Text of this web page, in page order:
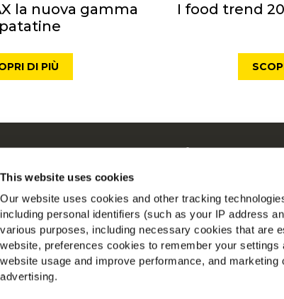
This website uses cookies
Our website uses cookies and other tracking
including personal identifiers (such as your IP address
various purposes, including necessary cookies that are
website, preferences cookies to remember your
website usage and improve performance, and
advertising.
la nuova gamma
DI PIÙ
I food trend
Tutto su McCain
Dalle Nostre Radici il Nostro
Lavora con noi
FAQ
Servizio
Vai al sito Corporate